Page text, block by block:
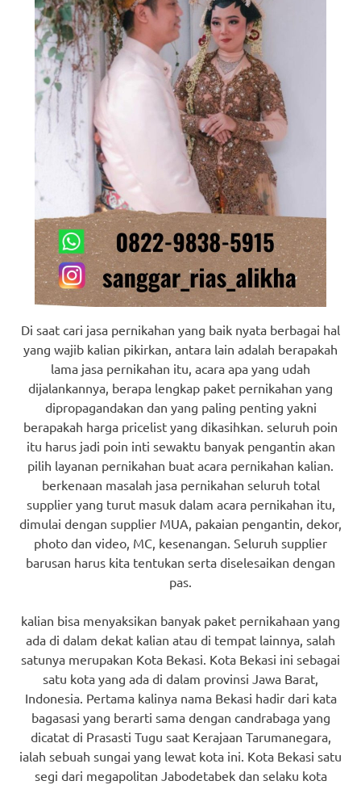
Di saat cari jasa pernikahan yang baik nyata berbagai hal
yang wajib kalian pikirkan, antara lain adalah berapakah
lama jasa pernikahan itu, acara apa yang udah
dijalankannya, berapa lengkap paket pernikahan yang
dipropagandakan dan yang paling penting yakni
berapakah harga pricelist yang dikasihkan. seluruh poin
itu harus jadi poin inti sewaktu banyak pengantin akan
pilih layanan pernikahan buat acara pernikahan kalian.
berkenaan masalah jasa pernikahan seluruh total
supplier yang turut masuk dalam acara pernikahan itu,
dimulai dengan supplier MUA, pakaian pengantin, dekor,
photo dan video, MC, kesenangan. Seluruh supplier
barusan harus kita tentukan serta diselesaikan dengan
pas.
kalian bisa menyaksikan banyak paket pernikahaan yang
ada di dalam dekat kalian atau di tempat lainnya, salah
satunya merupakan Kota Bekasi. Kota Bekasi ini sebagai
satu kota yang ada di dalam provinsi Jawa Barat,
Indonesia. Pertama kalinya nama Bekasi hadir dari kata
bagasasi yang berarti sama dengan candrabaga yang
dicatat di Prasasti Tugu saat Kerajaan Tarumanegara,
ialah sebuah sungai yang lewat kota ini. Kota Bekasi satu
segi dari megapolitan Jabodetabek dan selaku kota